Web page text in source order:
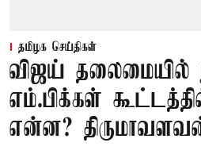
தமிழக செய்திகள்
விஜய் தலைமையில்
எம்.பிக்கள்
என்ன?